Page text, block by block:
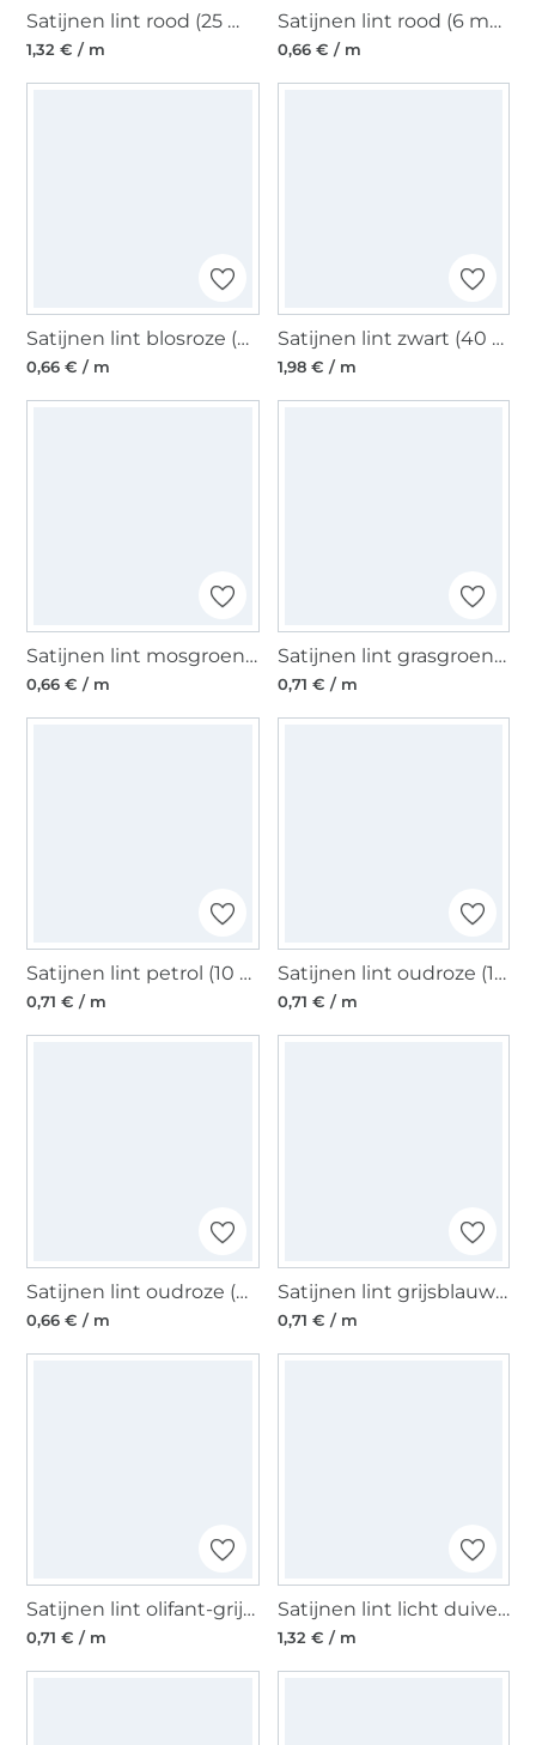
Satijnen lint rood (25 mm)
1,32 € / m
Satijnen lint rood (6 mm)
0,66 € / m
Satijnen lint blosroze (6 mm)
0,66 € / m
Satijnen lint zwart (40 mm)
1,98 € / m
Satijnen lint mosgroen (6 mm)
0,66 € / m
Satijnen lint grasgroen (10 mm)
0,71 € / m
Satijnen lint petrol (10 mm)
0,71 € / m
Satijnen lint oudroze (10 mm)
0,71 € / m
Satijnen lint oudroze (6 mm)
0,66 € / m
Satijnen lint grijsblauw (10 mm)
0,71 € / m
Satijnen lint olifant-grijs (10 mm)
0,71 € / m
Satijnen lint licht duivenblauw (25 mm)
1,32 € / m